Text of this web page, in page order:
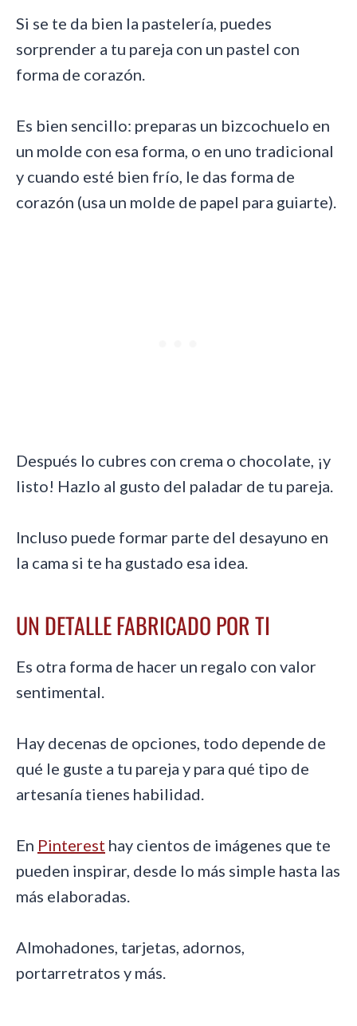
Si se te da bien la pastelería, puedes
sorprender a tu pareja con un pastel con
forma de corazón.
Es bien sencillo: preparas un bizcochuelo en
un molde con esa forma, o en uno tradicional
y cuando esté bien frío, le das forma de
corazón (usa un molde de papel para guiarte).
Después lo cubres con crema o chocolate, ¡y
listo! Hazlo al gusto del paladar de tu pareja.
Incluso puede formar parte del desayuno en
la cama si te ha gustado esa idea.
UN DETALLE FABRICADO POR TI
Es otra forma de hacer un regalo con valor
sentimental.
Hay decenas de opciones, todo depende de
qué le guste a tu pareja y para qué tipo de
artesanía tienes habilidad.
En Pinterest hay cientos de imágenes que te
pueden inspirar, desde lo más simple hasta las
más elaboradas.
Almohadones, tarjetas, adornos,
portarretratos y más.